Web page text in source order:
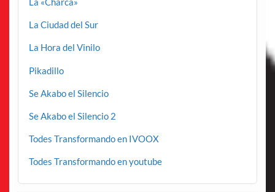
La Ciudad del Sur
La Hora del Vinilo
Pikadillo
Se Akabo el Silencio
Se Akabo el Silencio 2
Todes Transformando en IVOOX
Todes Transformando en youtube